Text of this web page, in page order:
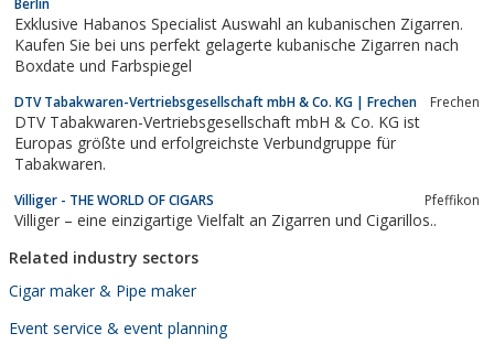
Exklusive Habanos Specialist Auswahl an kubanischen Zigarren.
Kaufen Sie bei uns perfekt gelagerte kubanische Zigarren nach
Boxdate und Farbspiegel
DTV Tabakwaren-Vertriebsgesellschaft mbH & Co. KG | Frechen Frechen
DTV Tabakwaren-Vertriebsgesellschaft mbH & Co. KG ist
Europas größte und erfolgreichste Verbundgruppe für
Tabakwaren.
Villiger - THE WORLD OF CIGARS Pfeffikon
Villiger – eine einzigartige Vielfalt an Zigarren und Cigarillos..
Related industry sectors
Cigar maker & Pipe maker
Event service & event planning